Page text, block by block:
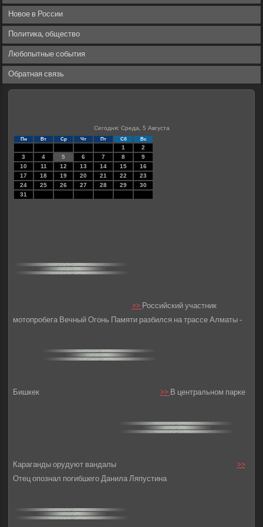
Новое в России
Политика, общество
Любопытные события
Обратная связь
Сегодня: Среда, 5 Августа
Пн Вт Ср Чт Пт Сб Вс
1
2
3
4 5 6 7 8
9
10
11 12 13 14 15
16
17
18 19 20 21 22
23
24
25 26 27 28 29
30
31
>>Российский участник
мотопробега Вечный Огонь Памяти разбился на трассе Алматы -
Бишкек >>В центральном парке
Караганды орудуют вандалы
>>
Отец опознал погибшего Данила Ляпустина